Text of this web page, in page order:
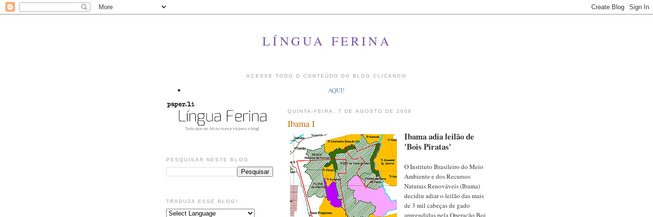
LÍNGUA FERINA
ACESSE TODO O CONTEÚDO DO BLOG CLICANDO
AQUI!
QUINTA-FEIRA, 7 DE AGOSTO DE 2008
Ibama I
Ibama adia leilão de
'Bois Piratas'
O Instituto Brasileiro do Meio
Ambiente e dos Recursos
Naturais Renováveis (Ibama)
decidiu adiar o leilão das mais
de 3 mil cabeças de gado
PESQUISAR NESTE BLOG
TRADUZA ESSE BLOG!